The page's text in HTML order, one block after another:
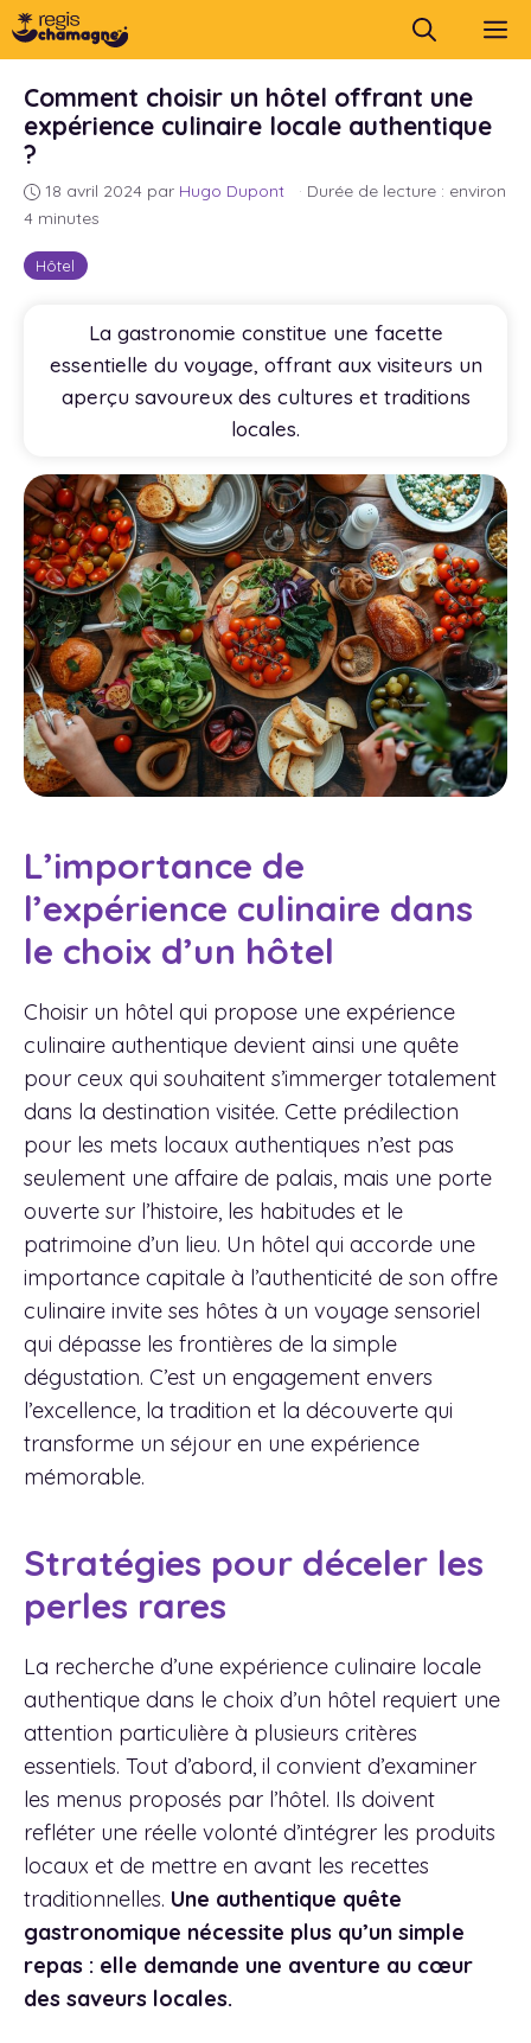
Aller
au
Hôtel
Comment choisir un hôtel offrant une
expérience culinaire locale authentique
?
18 avril 2024 par Hugo Dupont · Durée de lecture : environ
4 minutes
La gastronomie constitue une facette
essentielle du voyage, offrant aux visiteurs un
aperçu savoureux des cultures et traditions
locales.
L’importance de
l’expérience culinaire dans
le choix d’un hôtel
Choisir un hôtel qui propose une expérience
culinaire authentique devient ainsi une quête
pour ceux qui souhaitent s’immerger totalement
dans la destination visitée. Cette prédilection
pour les mets locaux authentiques n’est pas
seulement une affaire de palais, mais une porte
ouverte sur l’histoire, les habitudes et le
patrimoine d’un lieu. Un hôtel qui accorde une
importance capitale à l’authenticité de son offre
culinaire invite ses hôtes à un voyage sensoriel
qui dépasse les frontières de la simple
dégustation. C’est un engagement envers
l’excellence, la tradition et la découverte qui
transforme un séjour en une expérience
mémorable.
Stratégies pour déceler les
perles rares
La recherche d’une expérience culinaire locale
authentique dans le choix d’un hôtel requiert une
attention particulière à plusieurs critères
essentiels. Tout d’abord, il convient d’examiner
les menus proposés par l’hôtel. Ils doivent
refléter une réelle volonté d’intégrer les produits
locaux et de mettre en avant les recettes
traditionnelles. Une authentique quête
gastronomique nécessite plus qu’un simple
repas : elle demande une aventure au cœur
des saveurs locales.